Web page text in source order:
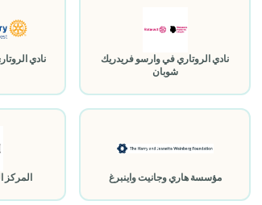
نادي
نادي الروتاري في وارسو فريدريك
شوبان
المركز مؤسسة هاري وجانيت واينبرغ